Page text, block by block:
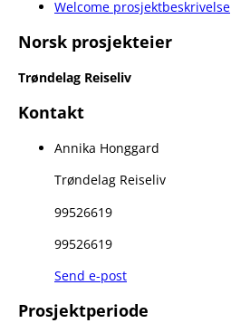
Welcome prosjektbeskrivelse
Norsk prosjekteier
Trøndelag Reiseliv
Kontakt
Annika Honggard
Trøndelag Reiseliv
99526619
99526619
Send e-post
Prosjektperiode